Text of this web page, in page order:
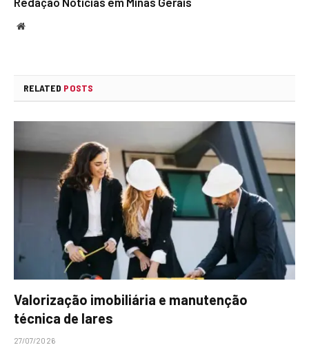
Website
RELATED POSTS
Valorização imobiliária e manutenção
técnica de lares
27/07/2026